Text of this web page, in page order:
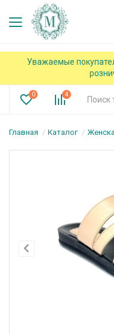
Уважаемые
0 4
Главная Каталог